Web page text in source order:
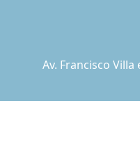
Av. Francisco